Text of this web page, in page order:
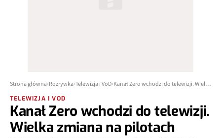
Strona główna Rozrywka Telewizja i VoD Kanał Zero wchodzi do telewizji. Wielka zmiana na pilotach
TELEWIZJA I VOD
Kanał Zero wchodzi do telewizji.
Wielka zmiana na pilotach